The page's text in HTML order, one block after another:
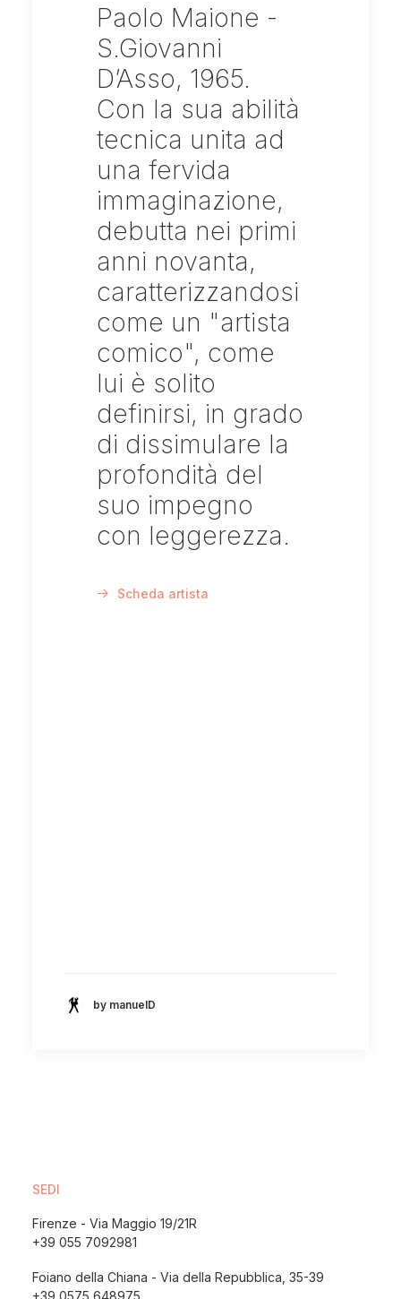
Paolo Maione -
S.Giovanni
D’Asso, 1965.
Con la sua abilità
tecnica unita ad
una fervida
immaginazione,
debutta nei primi
anni novanta,
caratterizzandosi
come un "artista
comico", come
lui è solito
definirsi, in grado
di dissimulare la
profondità del
suo impegno
con leggerezza.
Scheda artista
by manuelD
SEDI
Firenze - Via Maggio 19/21R
+39 055 7092981
Foiano della Chiana - Via della Repubblica, 35-39
+39 0575 648975